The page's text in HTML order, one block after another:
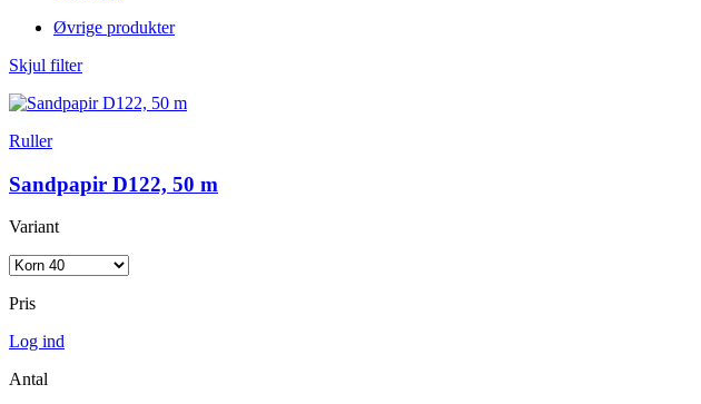
Øvrige produkter
Skjul filter
Ruller
Sandpapir D122, 50 m
Variant
Pris
Log ind
Antal